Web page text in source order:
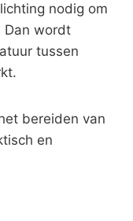
nodig om
Dan wordt
tussen
bereiden van
en